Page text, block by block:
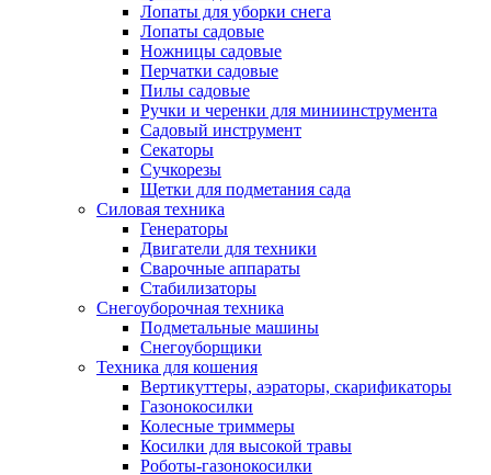
Лопаты для уборки снега
Лопаты садовые
Ножницы садовые
Перчатки садовые
Пилы садовые
Ручки и черенки для миниинструмента
Садовый инструмент
Секаторы
Сучкорезы
Щетки для подметания сада
Силовая техника
Генераторы
Двигатели для техники
Сварочные аппараты
Стабилизаторы
Снегоуборочная техника
Подметальные машины
Снегоуборщики
Техника для кошения
Вертикуттеры, аэраторы, скарификаторы
Газонокосилки
Колесные триммеры
Косилки для высокой травы
Роботы-газонокосилки